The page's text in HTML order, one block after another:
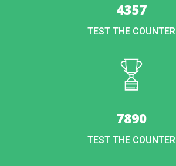
4357
TEST THE COUNTER
7890
TEST THE COUNTER